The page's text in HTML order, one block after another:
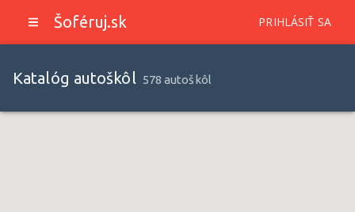
Šoféruj.sk PRIHLÁSIŤ SA
Katalóg autoškôl 578 autoškôl